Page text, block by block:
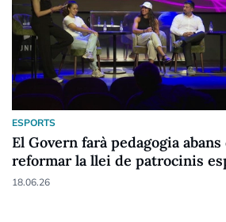
ESPORTS
El Govern farà pedagogia abans
reformar la llei de patrocinis
18.06.26